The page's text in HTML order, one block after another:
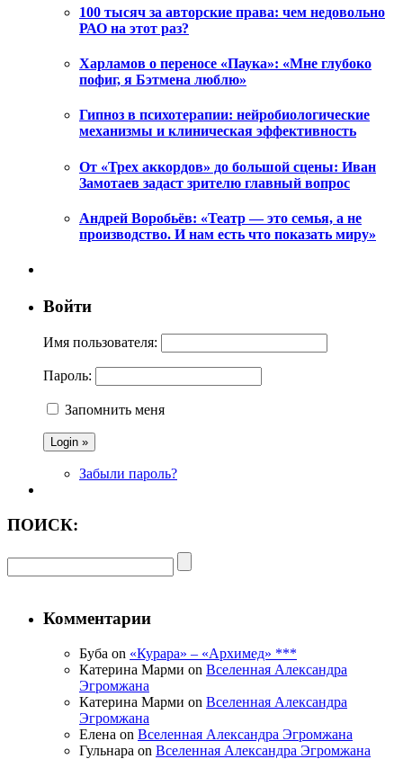
100 тысяч за авторские права: чем недовольно
РАО на этот раз?
Харламов о переносе «Паука»: «Мне глубоко
пофиг, я Бэтмена люблю»
Гипноз в психотерапии: нейробиологические
механизмы и клиническая эффективность
От «Трех аккордов» до большой сцены: Иван
Замотаев задаст зрителю главный вопрос
Андрей Воробьёв: «Театр — это семья, а не
производство. И нам есть что показать миру»
Войти
Имя пользователя:
Пароль:
Запомнить меня
Забыли пароль?
ПОИСК:
Комментарии
Буба on «Курара» – «Архимед» ***
Катерина Марми on Вселенная Александра
Эгромжана
Катерина Марми on Вселенная Александра
Эгромжана
Елена on Вселенная Александра Эгромжана
Гульнара on Вселенная Александра Эгромжана